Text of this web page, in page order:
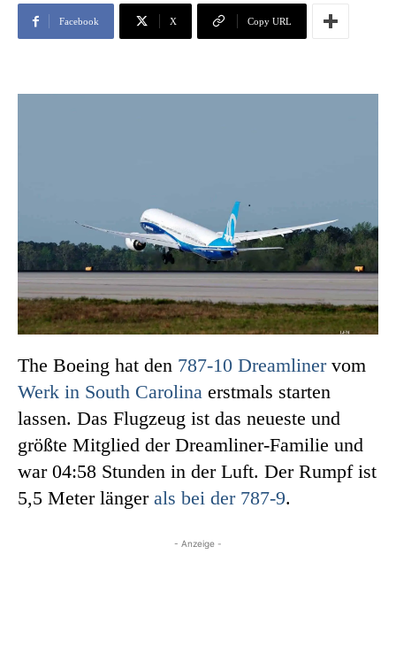
Facebook X Copy URL
The Boeing hat den 787-10 Dreamlinervom
Werk in South Carolina erstmals starten
lassen. Das Flugzeug ist das neueste und
größte Mitglied der Dreamliner-Familie und
war 04:58 Stunden in der Luft. Der Rumpf ist
5,5 Meter länger als bei der 787-9.
- Anzeige -